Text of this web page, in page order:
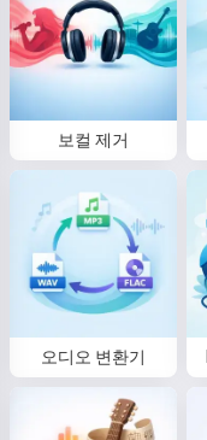
보컬 제거
오디오 변환기